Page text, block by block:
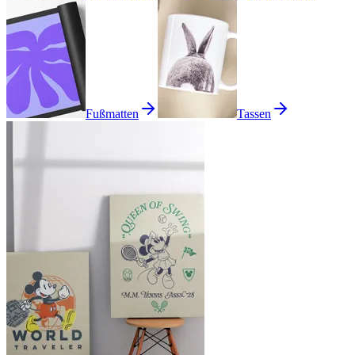
Fußmatten Tassen